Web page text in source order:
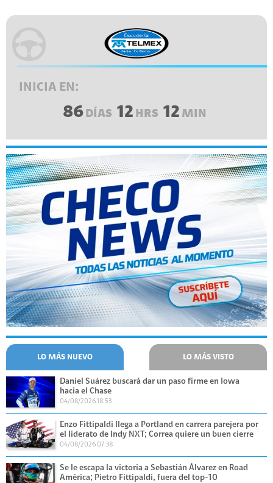
INICIA EN:
86 DÍAS 12 HRS 12 MIN
LO MÁS NUEVO LO MÁS VISTO
Daniel Suárez buscará dar un paso firme en Iowa
hacia el Chase
04/08/2026 18:53
Enzo Fittipaldi llega a Portland en carrera parejera por
el liderato de Indy NXT; Correa quiere un buen cierre
04/08/2026 07:38
Se le escapa la victoria a Sebastián Álvarez en Road
América; Pietro Fittipaldi, fuera del top-10